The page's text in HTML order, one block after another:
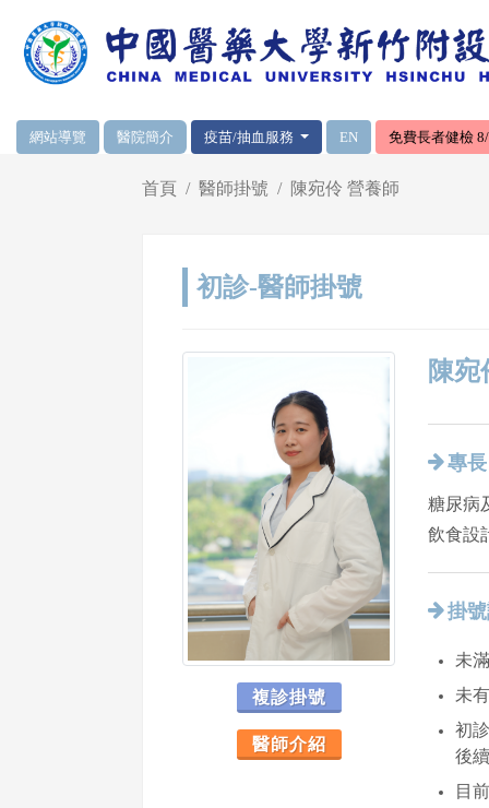
網頁頂端重要消息及連結
網站導覽 醫院簡介 疫苗/抽血服務 EN 免費長者健檢
首頁 醫師掛號 陳宛伶 營養師
初診-醫師掛號
複診掛號
醫師介紹
陳
專長
糖尿病
飲食設
掛
未
未
初
後
目